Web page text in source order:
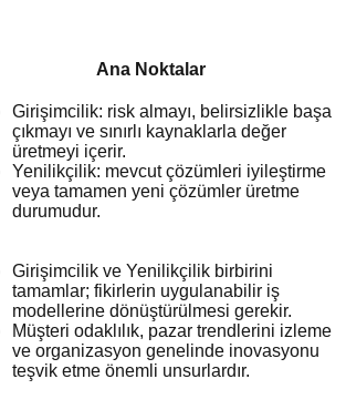
Ana Noktalar
Girişimcilik: risk almayı, belirsizlikle başa
çıkmayı ve sınırlı kaynaklarla değer
üretmeyi içerir.
Yenilikçilik: mevcut çözümleri iyileştirme
veya tamamen yeni çözümler üretme
durumudur.
Girişimcilik ve Yenilikçilik birbirini
tamamlar; fikirlerin uygulanabilir iş
modellerine dönüştürülmesi gerekir.
Müşteri odaklılık, pazar trendlerini izleme
ve organizasyon genelinde inovasyonu
teşvik etme önemli unsurlardır.